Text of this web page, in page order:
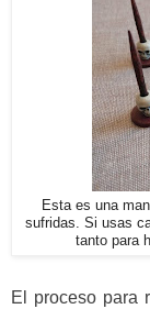
Esta es una
sufridas. Si usas
tanto para
El proceso para